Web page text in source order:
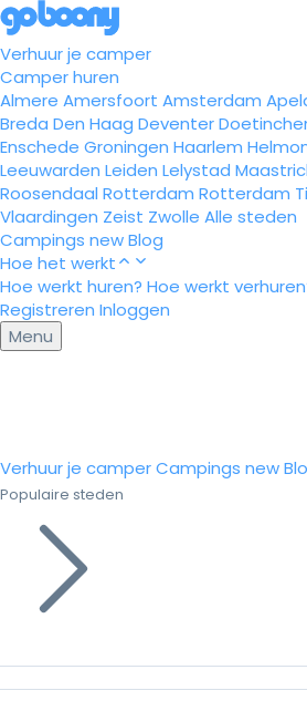
Verhuur je camper
Camper huren
Almere Amersfoort Amsterdam
Breda Den Haag Deventer
Enschede Groningen Haarlem
Leeuwarden Leiden Lelystad
Roosendaal Rotterdam Rotterdam
Vlaardingen Zeist Zwolle Alle steden
Campings newBlog
Hoe het werkt
Hoe werkt huren? Hoe werkt
Registreren Inloggen
Menu
Verhuur je camperCampings new
Populaire steden